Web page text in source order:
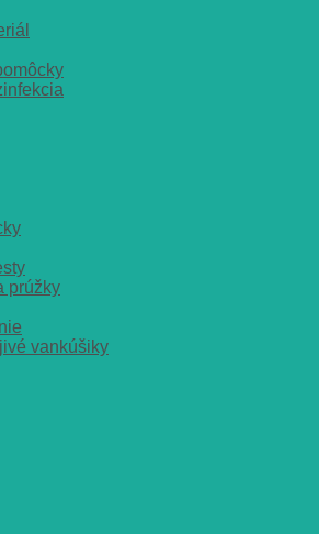
prúžky
vankúšiky